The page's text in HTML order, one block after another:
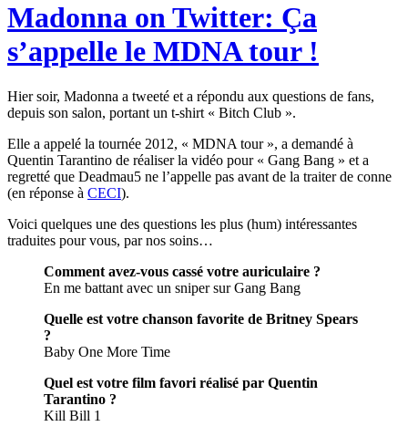
Madonna on Twitter: Ça
s’appelle le MDNA tour !
Hier soir, Madonna a tweeté et a répondu aux questions de fans,
depuis son salon, portant un t-shirt « Bitch Club ».
Elle a appelé la tournée 2012, « MDNA tour », a demandé à
Quentin Tarantino de réaliser la vidéo pour « Gang Bang » et a
regretté que Deadmau5 ne l’appelle pas avant de la traiter de conne
(en réponse à CECI).
Voici quelques une des questions les plus (hum) intéressantes
traduites pour vous, par nos soins…
Comment avez-vous cassé votre auriculaire ?
En me battant avec un sniper sur Gang Bang
Quelle est votre chanson favorite de Britney Spears
?
Baby One More Time
Quel est votre film favori réalisé par Quentin
Tarantino ?
Kill Bill 1